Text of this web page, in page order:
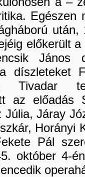
Egészen
után,
előkerült
János
díszleteket
Tivadar
az előadás
Járay
Horányi
Pál
október 4-